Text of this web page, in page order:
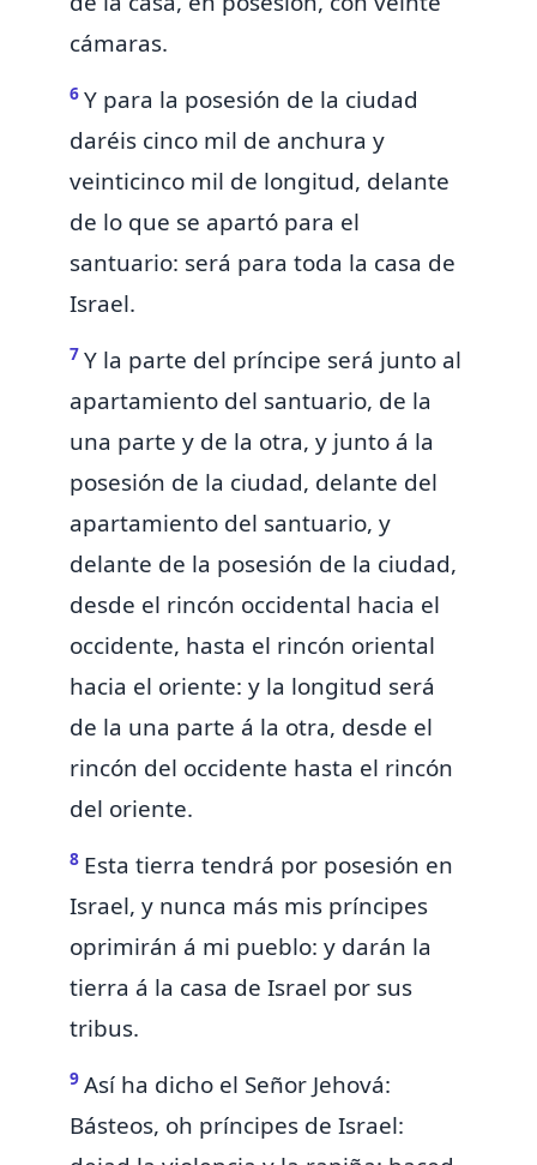
cámaras.
6 Y para la posesión de la ciudad
daréis cinco mil de anchura y
veinticinco mil de longitud, delante
de lo que se apartó para el
santuario: será para toda la casa de
Israel.
7 Y la parte del príncipe será junto al
apartamiento del santuario, de la
una parte y de la otra, y junto á la
posesión de la ciudad, delante del
apartamiento del santuario, y
delante de la posesión de la ciudad,
desde el rincón occidental hacia el
occidente, hasta el rincón oriental
hacia el oriente: y la longitud será
de la una parte á la otra, desde el
rincón del occidente hasta el rincón
del oriente.
8 Esta tierra tendrá por posesión en
Israel, y nunca más mis príncipes
oprimirán á mi pueblo: y darán la
tierra á la casa de Israel por sus
tribus.
9 Así ha dicho el Señor Jehová:
Básteos, oh príncipes de Israel: